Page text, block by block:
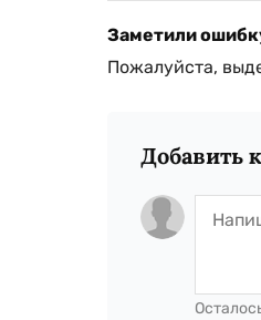
Заметили
Пожалуйста,
Добавить